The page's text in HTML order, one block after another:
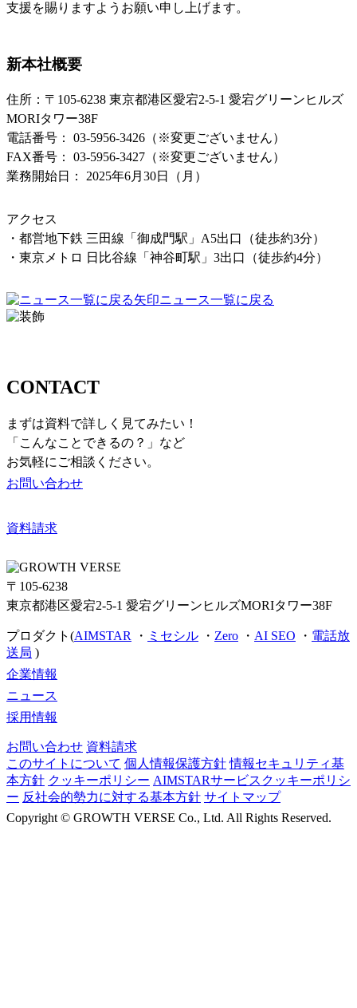
支援を賜りますようお願い申し上げます。
新本社概要
住所：〒105-6238 東京都港区愛宕2-5-1 愛宕グリーンヒルズ
MORIタワー38F
電話番号： 03-5956-3426（※変更ございません）
FAX番号： 03-5956-3427（※変更ございません）
業務開始日： 2025年6月30日（月）
アクセス
・都営地下鉄 三田線「御成門駅」A5出口（徒歩約3分）
・東京メトロ 日比谷線「神谷町駅」3出口（徒歩約4分）
ニュース一覧に戻る
CONTACT
まずは資料で詳しく見てみたい！
「こんなことできるの？」など
お気軽にご相談ください。
お問い合わせ
資料請求
〒105-6238
東京都港区愛宕2-5-1 愛宕グリーンヒルズMORIタワー38F
プロダクト(AIMSTAR ・ ミセシル ・ Zero ・ AI SEO ・ 電話放
送局 )
企業情報
ニュース
採用情報
お問い合わせ 資料請求
このサイトについて 個人情報保護方針 情報セキュリティ基
本方針 クッキーポリシー AIMSTARサービスクッキーポリシ
ー 反社会的勢力に対する基本方針 サイトマップ
Copyright © GROWTH VERSE Co., Ltd. All Rights Reserved.